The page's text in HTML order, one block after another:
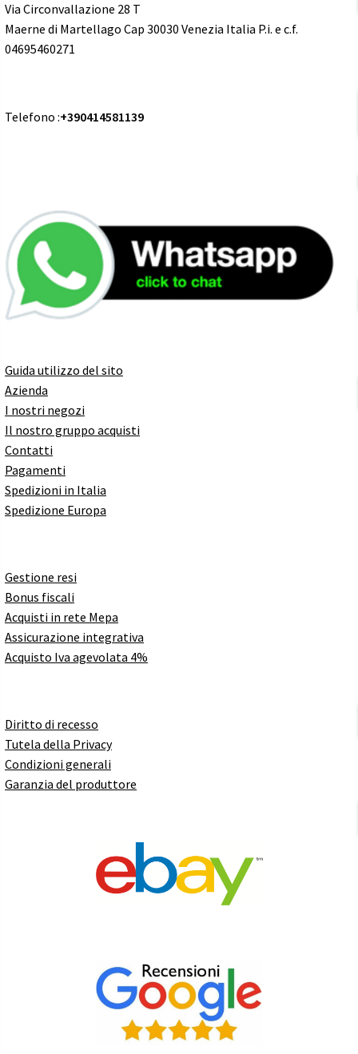
Via Circonvallazione 28 T
Maerne di Martellago Cap 30030 Venezia Italia P.i. e c.f.
04695460271
Telefono :+390414581139
Guida utilizzo del sito
Azienda
I nostri negozi
Il nostro gruppo acquisti
Contatti
Pagamenti
Spedizioni in Italia
Spedizione Europa
Gestione resi
Bonus fiscali
Acquisti in rete Mepa
Assicurazione integrativa
Acquisto Iva agevolata 4%
Diritto di recesso
Tutela della Privacy
Condizioni generali
Garanzia del produttore